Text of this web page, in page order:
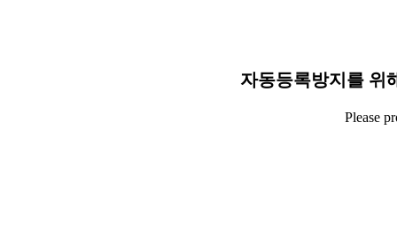
자동등록방지를 위
Please